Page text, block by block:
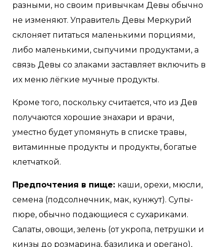
разными, но своим привычкам Девы обычно
не изменяют. Управитель Девы Меркурий
склоняет питаться маленькими порциями,
либо маленькими, сыпучими продуктами, а
связь Девы со злаками заставляет включить в
их меню лёгкие мучные продукты.
Кроме того, поскольку считается, что из Дев
получаются хорошие знахари и врачи,
уместно будет упомянуть в списке травы,
витаминные продукты и продукты, богатые
клетчаткой.
Предпочтения в пище: каши, орехи, мюсли,
семена (подсолнечник, мак, кунжут). Супы-
пюре, обычно подающиеся с сухариками.
Салаты, овощи, зелень (от укропа, петрушки и
кинзы до розмарина, базилика и орегано),